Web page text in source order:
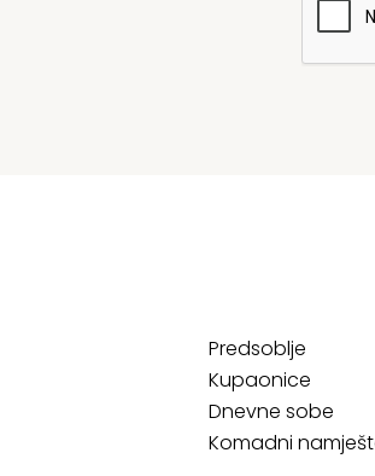
Predsoblje
Kupaonice
Dnevne sobe
Komadni